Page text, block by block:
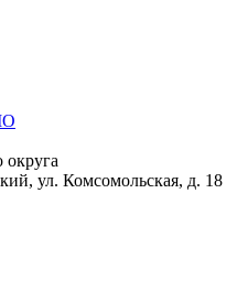
округа
ул. Комсомольская, д. 18